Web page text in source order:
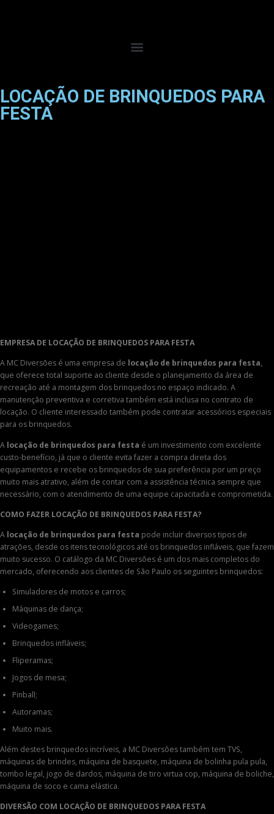
LOCAÇÃO DE BRINQUEDOS PARA
FESTA
EMPRESA DE LOCAÇÃO DE BRINQUEDOS PARA FESTA
A MC Diversões é uma empresa de locação de brinquedos para festa,
que oferece total suporte ao cliente desde o planejamento da área de
recreação até a montagem dos brinquedos no espaço indicado. A
manutenção preventiva e corretiva também está inclusa no contrato de
locação. O cliente interessado também pode contratar acessórios especiais
para os brinquedos.
A locação de brinquedos para festa é um investimento com excelente
custo-benefício, já que o cliente evita fazer a compra direta dos
equipamentos e recebe os brinquedos de sua preferência por um preço
muito mais atrativo, além de contar com a assistência técnica sempre que
necessário, com o atendimento de uma equipe capacitada e comprometida.
COMO FAZER LOCAÇÃO DE BRINQUEDOS PARA FESTA?
A locação de brinquedos para festa pode incluir diversos tipos de
atrações, desde os itens tecnológicos até os brinquedos infláveis, que fazem
muito sucesso. O catálogo da MC Diversões é um dos mais completos do
mercado, oferecendo aos clientes de São Paulo os seguintes brinquedos:
Simuladores de motos e carros;
Máquinas de dança;
Videogames;
Brinquedos infláveis;
Fliperamas;
Jogos de mesa;
Pinball;
Autoramas;
Muito mais.
Além destes brinquedos incríveis, a MC Diversões também tem TVS,
máquinas de brindes, máquina de basquete, máquina de bolinha pula pula,
tombo legal, jogo de dardos, máquina de tiro virtua cop, máquina de boliche,
máquina de soco e cama elástica.
DIVERSÃO COM LOCAÇÃO DE BRINQUEDOS PARA FESTA